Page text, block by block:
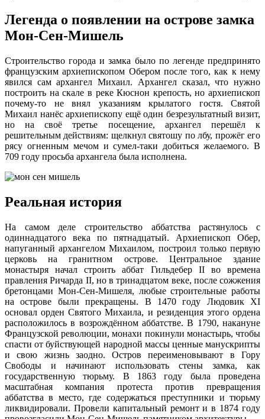
Легенда о появлении на острове замка
Мон-Сен-Мишель
Строительство города и замка было по легенде предпринято
французским архиепископом Обером после того, как к нему
явился сам архангел Михаил. Архангел сказал, что нужно
построить на скале в реке Кюснон крепость, но архиепископ
почему-то не внял указаниям крылатого гостя. Святой
Михаил нанёс архиепископу ещё один безрезультатный визит,
но на своё третье посещение, архангел перешёл к
решительным действиям: щелкнул святошу по лбу, прожёг его
рясу огненным мечом и сумел-таки добиться желаемого. В
709 году просьба архангела была исполнена.
Реальная история
На самом деле строительство аббатства растянулось с
одиннадцатого века по пятнадцатый. Архиепископ Обер,
напуганный архангелом Михаилом, построил только первую
церковь на гранитном острове. Центральное здание
монастыря начал строить аббат Гильдебер II во времена
правления Ричарда II, но в тринадцатом веке, после сожжения
бретонцами Мон-Сен-Мишеля, любые строительные работы
на острове были прекращены. В 1470 году Людовик XI
основал орден Святого Михаила, и резиденция этого ордена
расположилось в возрождённом аббатстве. В 1790, накануне
Французской революции, монахи покинули монастырь, чтобы
спасти от буйствующей народной массы ценные манускрипты
и свою жизнь заодно. Остров переименовывают в Гору
Свободы и начинают использовать стены замка, как
государственную тюрьму. В 1863 году была проведена
масштабная компания протеста против превращения
аббатства в место, где содержаться преступники и тюрьму
ликвидировали. Провели капитальный ремонт и в 1874 году